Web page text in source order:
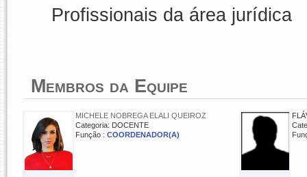
Profissionais da área jurídica
Membros da Equipe
MICHELE NOBREGA ELALI QUEIROZ
Categoria: DOCENTE
Função : COORDENADOR(A)